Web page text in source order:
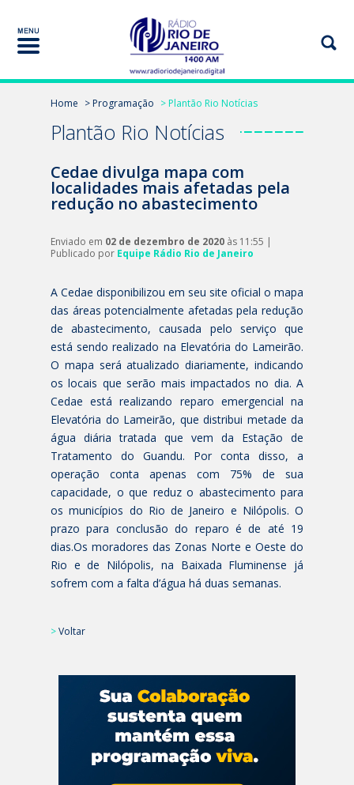
Home > Programação > Plantão Rio Notícias
Plantão Rio Notícias
Cedae divulga mapa com
localidades mais afetadas pela
redução no abastecimento
Enviado em 02 de dezembro de 2020 às 11:55 |
Publicado por Equipe Rádio Rio de Janeiro
A Cedae disponibilizou em seu site oficial o mapa
das áreas potencialmente afetadas pela redução
de abastecimento, causada pelo serviço que
está sendo realizado na Elevatória do Lameirão.
O mapa será atualizado diariamente, indicando
os locais que serão mais impactados no dia. A
Cedae está realizando reparo emergencial na
Elevatória do Lameirão, que distribui metade da
água diária tratada que vem da Estação de
Tratamento do Guandu. Por conta disso, a
operação conta apenas com 75% de sua
capacidade, o que reduz o abastecimento para
os municípios do Rio de Janeiro e Nilópolis. O
prazo para conclusão do reparo é de até 19
dias.Os moradores das Zonas Norte e Oeste do
Rio e de Nilópolis, na Baixada Fluminense já
sofrem com a falta d’água há duas semanas.
>Voltar